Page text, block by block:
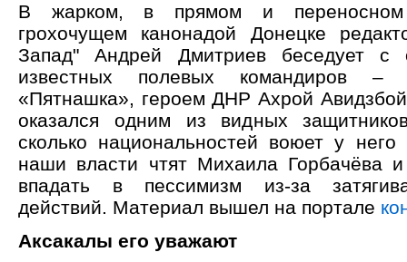
В жарком, в прямом и
грохочущем канонадой Донецке
Запад" Андрей Дмитриев беседует
известных полевых командиров –
«Пятнашка», героем ДНР Ахрой
оказался одним из видных
сколько национальностей воюет у
наши власти чтят Михаила Горбачёва
впадать в пессимизм из-за
действий. Материал вышел на портале
Аксакалы его уважают